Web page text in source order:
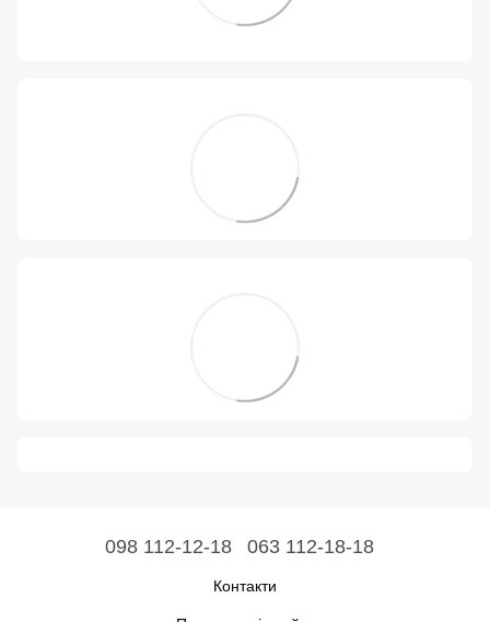
098 112-12-18 063 112-18-18
Контакти